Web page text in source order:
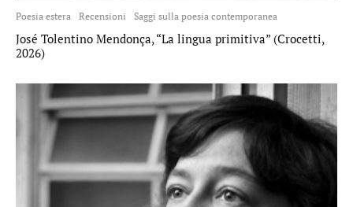
Poesia estera Recensioni Saggi sulla poesia contemporanea
José Tolentino Mendonça, “La lingua primitiva” (Crocetti,
2026)